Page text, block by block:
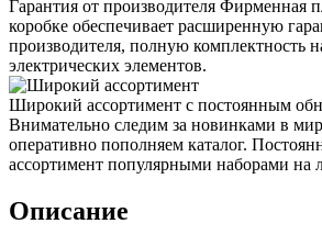
Гарантия от производителя Фирменная
коробке обеспечивает расширенную
производителя, полную комплектность
электрических элементов.
Широкий ассортимент с постоянным
Внимательно следим за новинками в
оперативно пополняем каталог.
ассортимент популярными наборами на
Описание